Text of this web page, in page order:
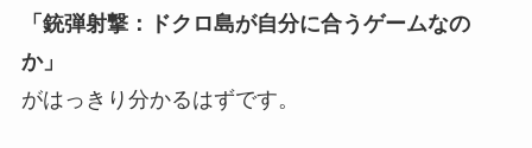
「銃弾射撃：ドクロ島が自分に合うゲームなの
か」
がはっきり分かるはずです。